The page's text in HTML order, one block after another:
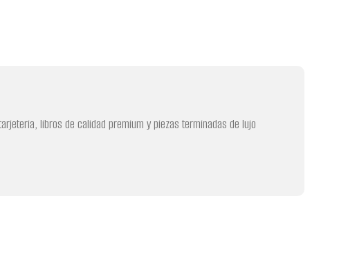
libros de calidad premium y piezas terminadas de lujo